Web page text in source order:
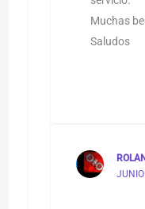
Muchas
Saludos